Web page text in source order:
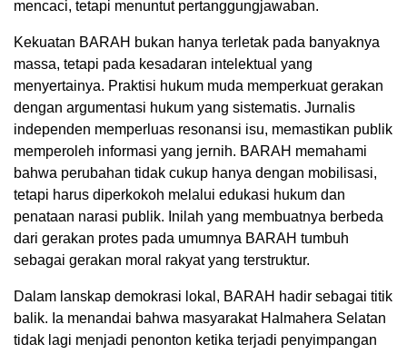
mencaci, tetapi menuntut pertanggungjawaban.
Kekuatan BARAH bukan hanya terletak pada banyaknya
massa, tetapi pada kesadaran intelektual yang
menyertainya. Praktisi hukum muda memperkuat gerakan
dengan argumentasi hukum yang sistematis. Jurnalis
independen memperluas resonansi isu, memastikan publik
memperoleh informasi yang jernih. BARAH memahami
bahwa perubahan tidak cukup hanya dengan mobilisasi,
tetapi harus diperkokoh melalui edukasi hukum dan
penataan narasi publik. Inilah yang membuatnya berbeda
dari gerakan protes pada umumnya BARAH tumbuh
sebagai gerakan moral rakyat yang terstruktur.
Dalam lanskap demokrasi lokal, BARAH hadir sebagai titik
balik. Ia menandai bahwa masyarakat Halmahera Selatan
tidak lagi menjadi penonton ketika terjadi penyimpangan